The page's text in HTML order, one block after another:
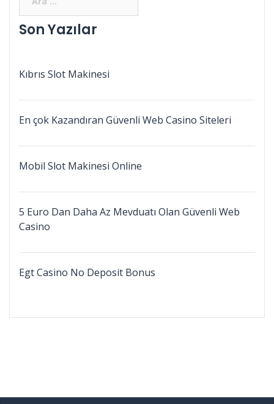
Son Yazılar
Kıbrıs Slot Makinesi
En çok Kazandıran Güvenli Web Casino Siteleri
Mobil Slot Makinesi Online
5 Euro Dan Daha Az Mevduatı Olan Güvenli Web
Casino
Egt Casino No Deposit Bonus